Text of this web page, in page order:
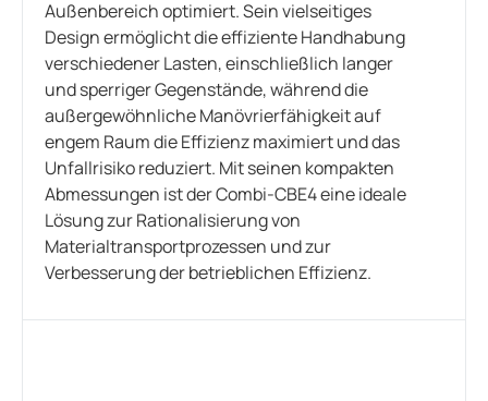
Außenbereich optimiert. Sein vielseitiges
Design ermöglicht die effiziente Handhabung
verschiedener Lasten, einschließlich langer
und sperriger Gegenstände, während die
außergewöhnliche Manövrierfähigkeit auf
engem Raum die Effizienz maximiert und das
Unfallrisiko reduziert. Mit seinen kompakten
Abmessungen ist der Combi-CBE4 eine ideale
Lösung zur Rationalisierung von
Materialtransportprozessen und zur
Verbesserung der betrieblichen Effizienz.